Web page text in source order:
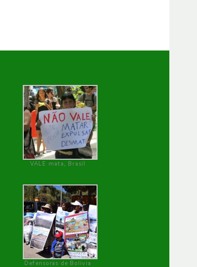
VALE mata, Brasil
Defensoras de Bolivia